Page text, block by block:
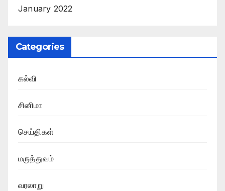
January 2022
Categories
கல்வி
சினிமா
செய்திகள்
மருத்துவம்
வரலாறு